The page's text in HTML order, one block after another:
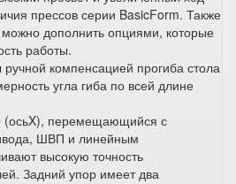
прессов серии BasicForm. Также
дополнить опциями, которые
работы.
компенсацией прогиба стола
угла гиба по всей длине
(осьX), перемещающийся с
ШВП и линейным
высокую точность
Задний упор имеет два